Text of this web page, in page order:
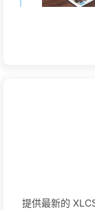
提供最新的